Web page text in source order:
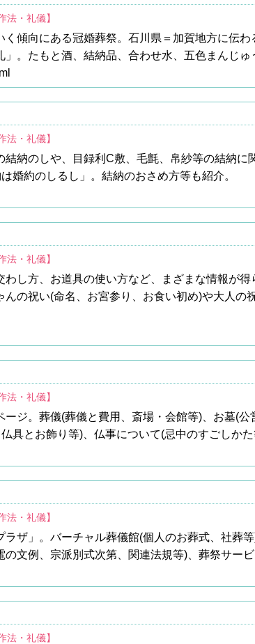
法・礼儀】
傾向にある冠婚葬祭。石川県＝加賀地方に伝わ
。たもと酒、結納品、合わせ水、五色まんじゅ
法・礼儀】
納のしや、目録利C敷、毛氈、帛紗等の結納に
婚約のしるし」。結納のおさめ方等も紹介。
法・礼儀】
し方、お道具の使い方など、まざまな情報が
の祝い(命名、お宮参り、お食い初め)や大人の
法・礼儀】
ジ。葬儀(葬儀と費用、斎場・会館等)、お墓(
具とお飾り等)、仏事について(忌中のすごしかた
法・礼儀】
ザ」。バーチャル葬儀館(個人のお葬式、社葬
文例、宗派別式次第、関連法規等)、葬祭サービ
法・礼儀】